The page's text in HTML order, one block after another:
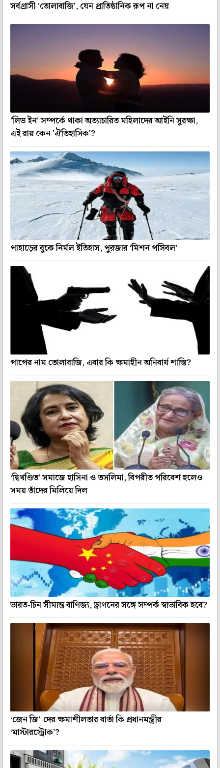
সর্বগ্রাসী 'তোলাবাজি', যেন প্রাতিষ্ঠানিক রূপ না নেয়
'লিভ ইন' সম্পর্কে থাকা অত্যাচারিত মহিলাদের আইনি সুরক্ষা,
এই রায় কেন 'ঐতিহাসিক'?
পাহাড়ের বুকে নির্মল ইতিহাস, পুরজার ‘মিশন পসিবল’
পাপের নাম তোলাবাজি, এবার কি ক্ষমাহীন অনিবার্য শাস্তি?
‘দ্বিখণ্ডিত’ সমাজে হাসিনা ও তসলিমা, বিপরীত পরিবেশ হলেও
সময় তাঁদের মিলিয়ে দিল
ভারত-চিন সীমান্ত বাণিজ্য, ড্রাগনের সঙ্গে সম্পর্ক স্বাভাবিক হবে?
‘জেন জি’-দের ক্ষমাশীলতার বার্তা কি প্রধানমন্ত্রীর
‘মাস্টারস্ট্রোক’?